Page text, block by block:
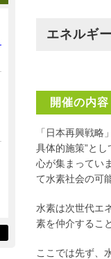
エネルギ
開催の内容
「日本再興戦
具体的施策”と
心が集まってい
て水素社会の可
水素は次世代エ
素を仲介するこ
ここでは先ず、